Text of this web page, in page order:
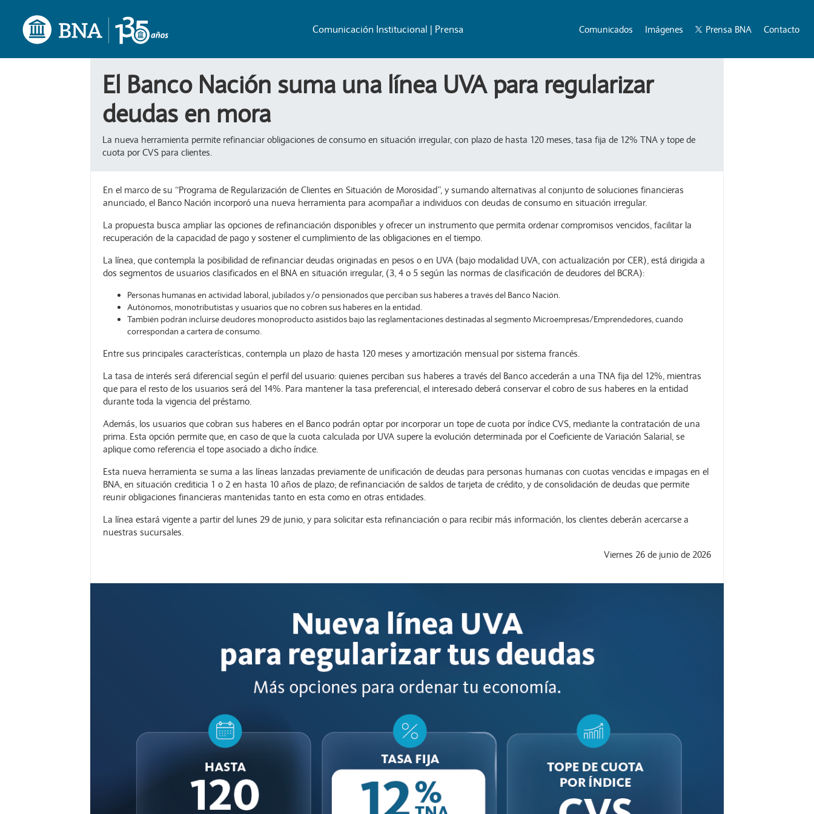
Comunicación Institucional | Prensa Comunicados Imágenes Prensa BNA Contacto
El Banco Nación suma una línea UVA para regularizar
deudas en mora
La nueva herramienta permite refinanciar obligaciones de consumo en situación irregular, con plazo de hasta 120 meses, tasa fija de 12% TNA y tope de
cuota por CVS para clientes.
En el marco de su “Programa de Regularización de Clientes en Situación de Morosidad”, y sumando alternativas al conjunto de soluciones financieras
anunciado, el Banco Nación incorporó una nueva herramienta para acompañar a individuos con deudas de consumo en situación irregular.
La propuesta busca ampliar las opciones de refinanciación disponibles y ofrecer un instrumento que permita ordenar compromisos vencidos, facilitar la
recuperación de la capacidad de pago y sostener el cumplimiento de las obligaciones en el tiempo.
La línea, que contempla la posibilidad de refinanciar deudas originadas en pesos o en UVA (bajo modalidad UVA, con actualización por CER), está dirigida a
dos segmentos de usuarios clasificados en el BNA en situación irregular, (3, 4 o 5 según las normas de clasificación de deudores del BCRA):
Personas humanas en actividad laboral, jubilados y/o pensionados que perciban sus haberes a través del Banco Nación.
Autónomos, monotributistas y usuarios que no cobren sus haberes en la entidad.
También podrán incluirse deudores monoproducto asistidos bajo las reglamentaciones destinadas al segmento Microempresas/Emprendedores, cuando
correspondan a cartera de consumo.
Entre sus principales características, contempla un plazo de hasta 120 meses y amortización mensual por sistema francés.
La tasa de interés será diferencial según el perfil del usuario: quienes perciban sus haberes a través del Banco accederán a una TNA fija del 12%, mientras
que para el resto de los usuarios será del 14%. Para mantener la tasa preferencial, el interesado deberá conservar el cobro de sus haberes en la entidad
durante toda la vigencia del préstamo.
Además, los usuarios que cobran sus haberes en el Banco podrán optar por incorporar un tope de cuota por índice CVS, mediante la contratación de una
prima. Esta opción permite que, en caso de que la cuota calculada por UVA supere la evolución determinada por el Coeficiente de Variación Salarial, se
aplique como referencia el tope asociado a dicho índice.
Esta nueva herramienta se suma a las líneas lanzadas previamente de unificación de deudas para personas humanas con cuotas vencidas e impagas en el
BNA, en situación crediticia 1 o 2 en hasta 10 años de plazo; de refinanciación de saldos de tarjeta de crédito, y de consolidación de deudas que permite
reunir obligaciones financieras mantenidas tanto en esta como en otras entidades.
La línea estará vigente a partir del lunes 29 de junio, y para solicitar esta refinanciación o para recibir más información, los clientes deberán acercarse a
nuestras sucursales.
Viernes 26 de junio de 2026